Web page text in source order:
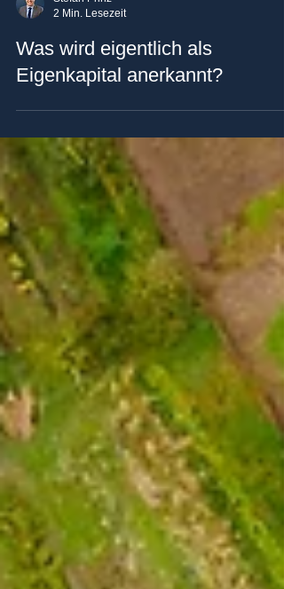
Stefan Prinz
2 Min. Lesezeit
Was wird eigentlich als
Eigenkapital anerkannt?